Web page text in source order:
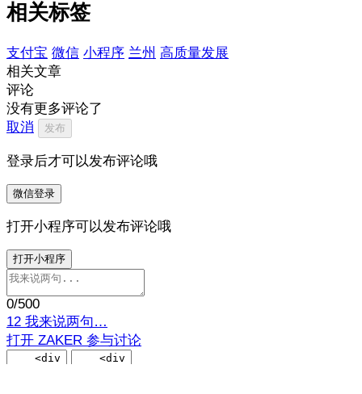
相关标签
支付宝 微信 小程序 兰州 高质量发展
相关文章
评论
没有更多评论了
取消
发布
登录后才可以发布评论哦
微信登录
打开小程序可以发布评论哦
打开小程序
0/500
12 我来说两句…
打开 ZAKER 参与讨论